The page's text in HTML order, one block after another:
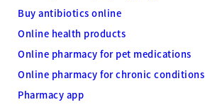
Buy antibiotics online
Online health products
Online pharmacy for pet medications
Online pharmacy for chronic conditions
Pharmacy app